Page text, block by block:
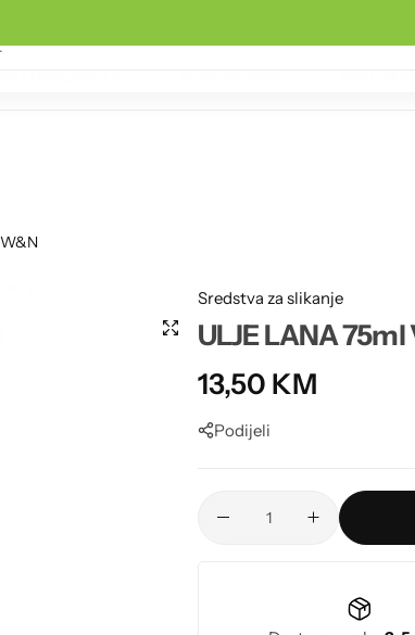
Sredstva za slikanje
ULJE LANA 75ml
13,50 KM
Podijeli